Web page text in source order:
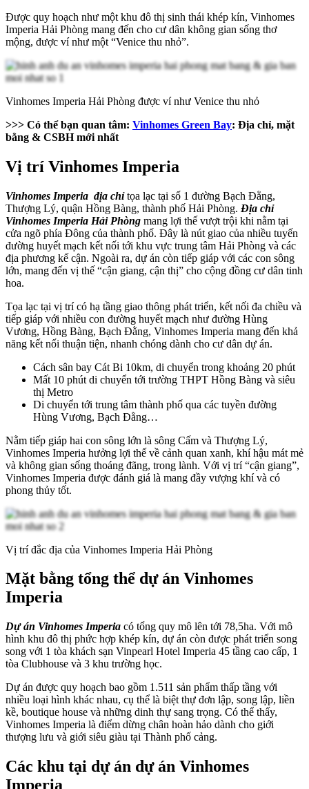
Được quy hoạch như một khu đô thị sinh thái khép kín, Vinhomes
Imperia Hải Phòng mang đến cho cư dân không gian sống thơ
mộng, được ví như một “Venice thu nhỏ”.
Vinhomes Imperia Hải Phòng được ví như Venice thu nhỏ
>>> Có thể bạn quan tâm: Vinhomes Green Bay: Địa chỉ, mặt
bằng & CSBH mới nhất
Vị trí Vinhomes Imperia
Vinhomes Imperia địa chỉtọa lạc tại số 1 đường Bạch Đằng,
Thượng Lý, quận Hồng Bàng, thành phố Hải Phòng. Địa chỉ
Vinhomes Imperia Hải Phòng mang lợi thế vượt trội khi nằm tại
cửa ngõ phía Đông của thành phố. Đây là nút giao của nhiều tuyến
đường huyết mạch kết nối tới khu vực trung tâm Hải Phòng và các
địa phương kế cận. Ngoài ra, dự án còn tiếp giáp với các con sông
lớn, mang đến vị thế “cận giang, cận thị” cho cộng đồng cư dân tinh
hoa.
Tọa lạc tại vị trí có hạ tầng giao thông phát triển, kết nối đa chiều và
tiếp giáp với nhiều con đường huyết mạch như đường Hùng
Vương, Hồng Bàng, Bạch Đằng, Vinhomes Imperia mang đến khả
năng kết nối thuận tiện, nhanh chóng dành cho cư dân dự án.
Cách sân bay Cát Bi 10km, di chuyển trong khoảng 20 phút
Mất 10 phút di chuyển tới trường THPT Hồng Bàng và siêu
thị Metro
Di chuyển tới trung tâm thành phố qua các tuyền đường
Hùng Vương, Bạch Đằng…
Nằm tiếp giáp hai con sông lớn là sông Cấm và Thượng Lý,
Vinhomes Imperia hưởng lợi thế về cảnh quan xanh, khí hậu mát mẻ
và không gian sống thoáng đãng, trong lành. Với vị trí “cận giang”,
Vinhomes Imperia được đánh giá là mang đầy vượng khí và có
phong thủy tốt.
Vị trí đắc địa của Vinhomes Imperia Hải Phòng
Mặt bằng tổng thể dự án Vinhomes
Imperia
Dự án Vinhomes Imperia có tổng quy mô lên tới 78,5ha. Với mô
hình khu đô thị phức hợp khép kín, dự án còn được phát triển song
song với 1 tòa khách sạn Vinpearl Hotel Imperia 45 tầng cao cấp, 1
tòa Clubhouse và 3 khu trường học.
Dự án được quy hoạch bao gồm 1.511 sản phẩm thấp tầng với
nhiều loại hình khác nhau, cụ thể là biệt thự đơn lập, song lập, liền
kề, boutique house và những dinh thự sang trọng. Có thể thấy,
Vinhomes Imperia là điểm dừng chân hoàn hảo dành cho giới
thượng lưu và giới siêu giàu tại Thành phố cảng.
Các khu tại dự án dự án Vinhomes
Imperia